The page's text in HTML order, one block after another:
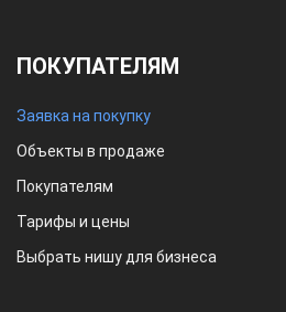
ПОКУПАТЕЛЯМ
Заявка на покупку
Объекты в продаже
Покупателям
Тарифы и цены
Выбрать нишу для бизнеса